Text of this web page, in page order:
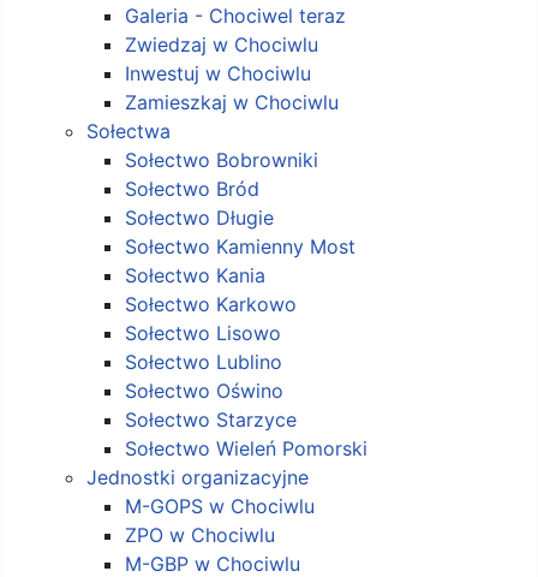
Galeria - Chociwel teraz
Zwiedzaj w Chociwlu
Inwestuj w Chociwlu
Zamieszkaj w Chociwlu
Sołectwa
Sołectwo Bobrowniki
Sołectwo Bród
Sołectwo Długie
Sołectwo Kamienny Most
Sołectwo Kania
Sołectwo Karkowo
Sołectwo Lisowo
Sołectwo Lublino
Sołectwo Oświno
Sołectwo Starzyce
Sołectwo Wieleń Pomorski
Jednostki organizacyjne
M-GOPS w Chociwlu
ZPO w Chociwlu
M-GBP w Chociwlu